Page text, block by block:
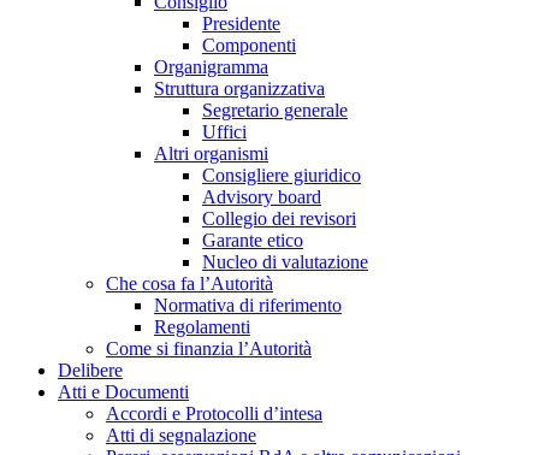
Presidente
Componenti
Organigramma
Struttura organizzativa
Segretario generale
Uffici
Altri organismi
Consigliere giuridico
Advisory board
Collegio dei revisori
Garante etico
Nucleo di valutazione
Che cosa fa l’Autorità
Normativa di riferimento
Regolamenti
Come si finanzia l’Autorità
Delibere
Atti e Documenti
Accordi e Protocolli d’intesa
Atti di segnalazione